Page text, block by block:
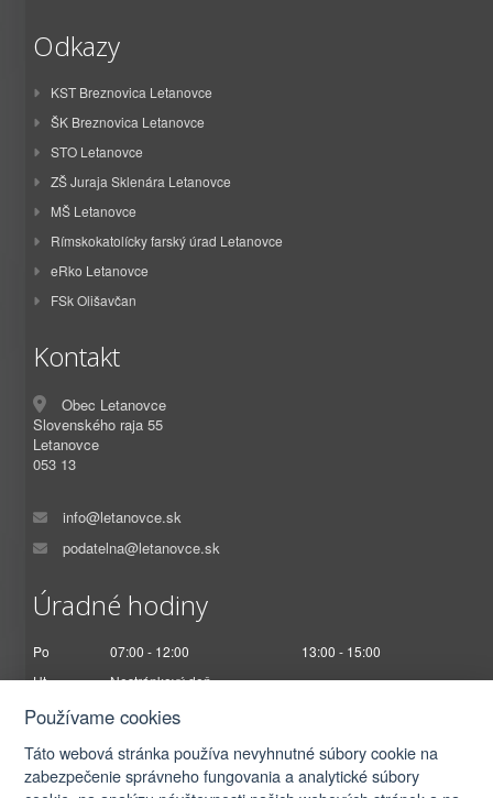
Odkazy
KST Breznovica Letanovce
ŠK Breznovica Letanovce
STO Letanovce
ZŠ Juraja Sklenára Letanovce
MŠ Letanovce
Rímskokatolícky farský úrad Letanovce
eRko Letanovce
FSk Olišavčan
Kontakt
Obec Letanovce
Slovenského raja 55
Letanovce
053 13
info@letanovce.sk
podatelna@letanovce.sk
Úradné hodiny
Po 07:00 - 12:00
13:00 - 15:00
Ut
Nestránkový deň
St
07:00 - 12:00
Pi
07:00 - 12:30
Používame cookies
Táto webová stránka používa nevyhnutné súbory cookie na
zabezpečenie správneho fungovania a analytické súbory